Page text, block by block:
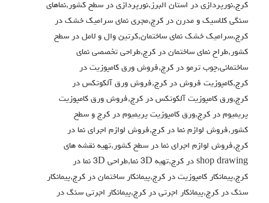
کرج,نورپردازی در استان البرز,نورپردازی در سطح کشور,نماهای
سنگی کلاسیک و مدرن در کرج,مجری نمای سرامیک خشک در
کرج,سرامیک خشک نمای ساختمان,کرتین وال و لامل در سطح
کشور,طراح نمای ساختمان در کرج,طراحی تخصصی نمای
ساختمانی,چوب ترمو در کرج,فروش ورق کامپوزیت در
کرج,کامپوزیت فروش در کرج,فروش ورق آلکوتکس در
کرج,ورق کامپوزیت آلکوتکس در کرج,فروش ورق کامپوزیت
پریمیوم در کرج,ورق کامپوزیت پریمیوم در کرج و سطح
کشور,فروش لوازم نما در کرج,فروش لوازم اجرای نما در
کرج,فروش لوازم اجرای نما در سطح کشور,تهیه نقشه های
shop drawing در کرج,تهیه 3D نما,طراحی 3D نما در
کرج,پیمانکار کامپوزیت در کرج,پیمانکار ساختمان در کرج,پیمانکار
سنگ در کرج,پیمانکار اجرتی در کرج,پیمانکار اجرتی سنگ در